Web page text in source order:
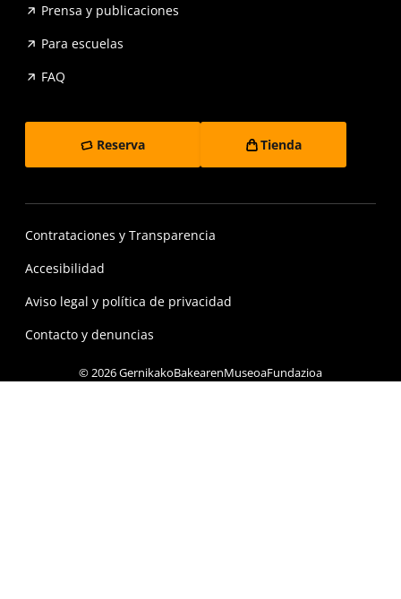
Prensa y publicaciones
Para escuelas
FAQ
Reserva Tienda
Contrataciones y Transparencia
Accesibilidad
Aviso legal y política de privacidad
Contacto y denuncias
© 2026 GernikakoBakearenMuseoaFundazioa